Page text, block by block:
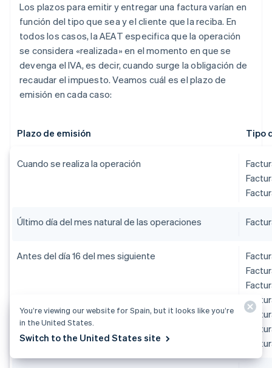
Los plazos para emitir y entregar una factura varían en
función del tipo que sea y el cliente que la reciba. En
todos los casos, la AEAT especifica que la operación
se considera «realizada» en el momento en que se
devenga el IVA, es decir, cuando surge la obligación de
recaudar el impuesto. Veamos cuál es el plazo de
emisión en cada caso:
Plazo de emisión Tipo
Cuando se realiza la operación
Último día del mes natural de las operaciones
Antes del día 16 del mes siguiente
You’re viewing our website for Spain, but it looks like you’re
in the United States.
Switch to the United States site